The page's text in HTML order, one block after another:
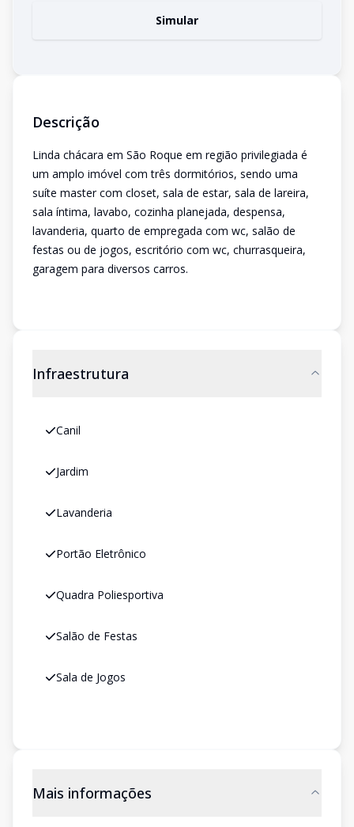
Simular
Descrição
Linda chácara em São Roque em região privilegiada é
um amplo imóvel com três dormitórios, sendo uma
suíte master com closet, sala de estar, sala de lareira,
sala íntima, lavabo, cozinha planejada, despensa,
lavanderia, quarto de empregada com wc, salão de
festas ou de jogos, escritório com wc, churrasqueira,
garagem para diversos carros.
Infraestrutura
Canil
Jardim
Lavanderia
Portão Eletrônico
Quadra Poliesportiva
Salão de Festas
Sala de Jogos
Mais informações